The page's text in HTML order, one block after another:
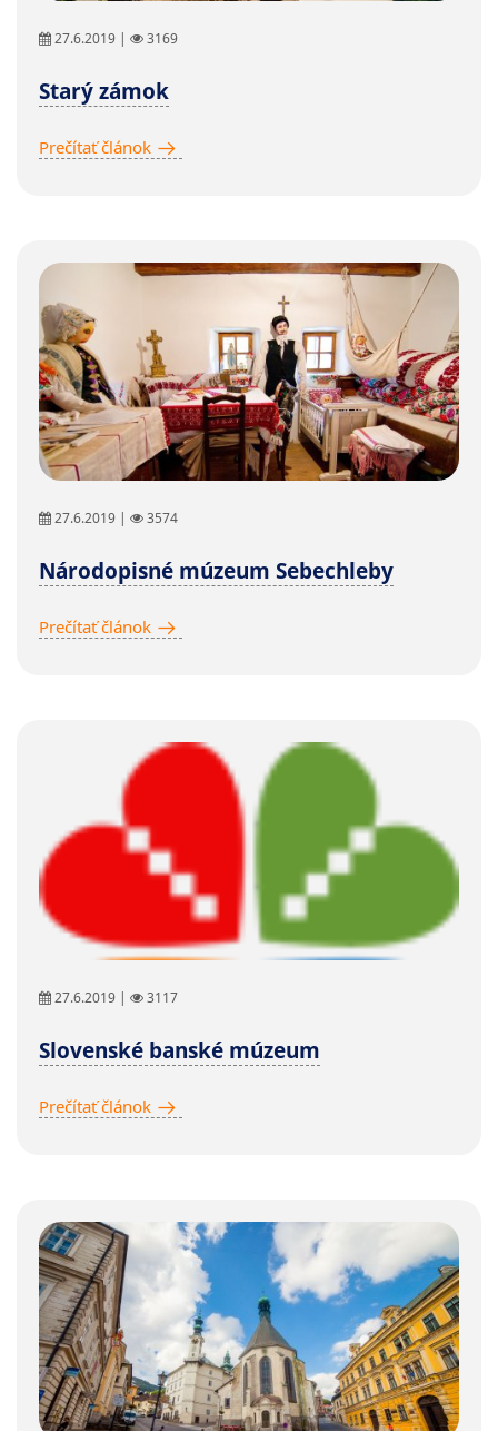
27.6.2019 | 3169
Starý zámok
Prečítať článok
27.6.2019 | 3574
Národopisné múzeum Sebechleby
Prečítať článok
27.6.2019 | 3117
Slovenské banské múzeum
Prečítať článok